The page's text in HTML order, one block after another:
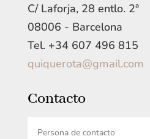
C/ Laforja, 28 entlo. 2ª
08006 - Barcelona
Tel. +34 607 496 815
quiquerota@gmail.com
Contacto